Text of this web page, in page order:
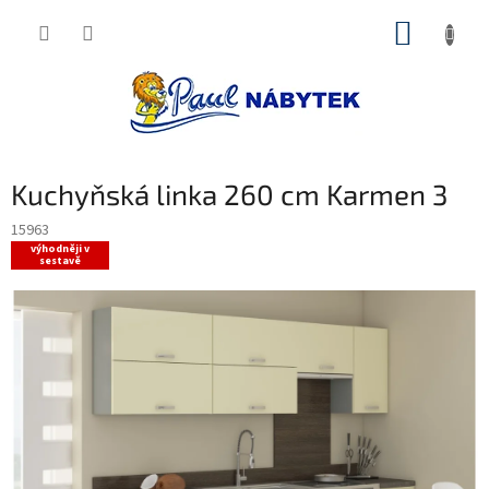
Kuchyňská linka 260 cm Karmen 3
15963
výhodněji v
sestavě